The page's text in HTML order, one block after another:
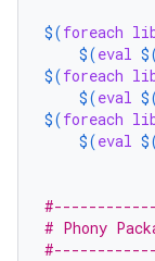
$(foreach
$(eval
$(foreach
$(eval
$(foreach
$(eval
# Phony